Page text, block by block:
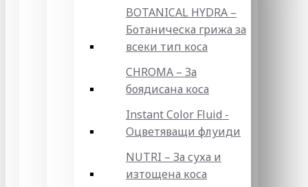
BOTANICAL HYDRA –
Ботаническа грижа за
всеки тип коса
CHROMA – За
боядисана коса
Instant Color Fluid -
Оцветяващи флуиди
NUTRI – За суха и
изтощена коса